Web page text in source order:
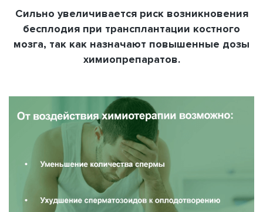
Сильно увеличивается риск возникновения
бесплодия при трансплантации костного
мозга, так как назначают повышенные дозы
химиопрепаратов.